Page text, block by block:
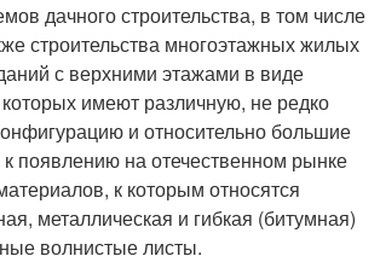
дачного строительства, в том числе
строительства многоэтажных жилых
с верхними этажами в виде
имеют различную, не редко
и относительно большие
появлению на отечественном рынке
к которым относятся
металлическая и гибкая (битумная)
волнистые листы.